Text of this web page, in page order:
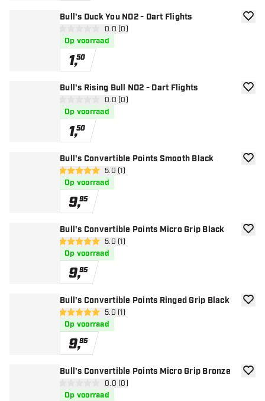
Bull's Duck You NO2 - Dart Flights
open reviews drawer
0 score sterren0.0 (0)
Op voorraad
1,50
Bull's Rising Bull NO2 - Dart Flights
open reviews drawer
0 score sterren0.0 (0)
Op voorraad
1,50
Bull's Convertible Points Smooth Black
open reviews drawer
5 score sterren5.0 (1)
Op voorraad
9,95
Bull's Convertible Points Micro Grip Black
open reviews drawer
5 score sterren5.0 (1)
Op voorraad
9,95
Bull's Convertible Points Ringed Grip Black
open reviews drawer
5 score sterren5.0 (1)
Op voorraad
9,95
Bull's Convertible Points Micro Grip Bronze
open reviews drawer
0 score sterren0.0 (0)
Op voorraad